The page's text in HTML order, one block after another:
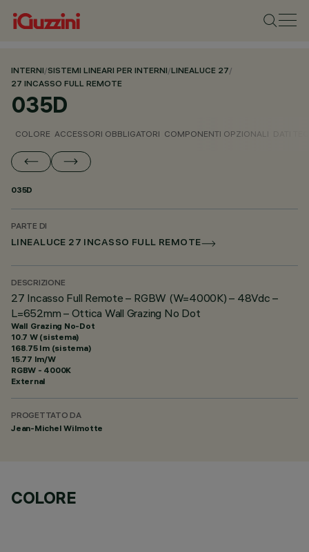
INTERNI/SISTEMI LINEARI PER INTERNI/LINEALUCE 27/
27 INCASSO FULL REMOTE
035D
COLORE ACCESSORI OBBLIGATORI COMPONENTI OPZIONALI
035D
PARTE DI
LINEALUCE 27 INCASSO FULL REMOTE
DESCRIZIONE
27 Incasso Full Remote – RGBW (W=4000K) – 48Vdc –
L=652mm – Ottica Wall Grazing No Dot
Wall Grazing No-Dot
10.7 W (sistema)
168.75 lm (sistema)
15.77 lm/W
RGBW - 4000K
External
PROGETTATO DA
Jean-Michel Wilmotte
COLORE